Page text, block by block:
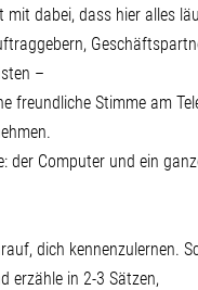
mit dabei, dass hier alles
–
freundliche Stimme am
der Computer und ein
dich kennenzulernen.
erzähle in 2-3 Sätzen,